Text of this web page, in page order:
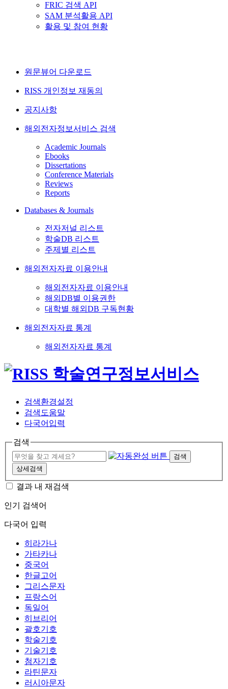
FRIC 검색 API
SAM 분석활용 API
활용 및 참여 현황
원문뷰어 다운로드
RISS 개인정보 재동의
공지사항
해외전자정보서비스 검색
Academic Journals
Ebooks
Dissertations
Conference Materials
Reviews
Reports
Databases & Journals
전자저널 리스트
학술DB 리스트
주제별 리스트
해외전자자료 이용안내
해외전자자료 이용안내
해외DB별 이용권한
대학별 해외DB 구독현황
해외전자자료 통계
해외전자자료 통계
검색환경설정
검색도움말
다국어입력
검색
검색
상세검색
결과 내 재검색
인기 검색어
다국어 입력
히라가나
가타카나
중국어
한글고어
그리스문자
프랑스어
독일어
히브리어
괄호기호
학술기호
기술기호
첨자기호
라틴문자
러시아문자